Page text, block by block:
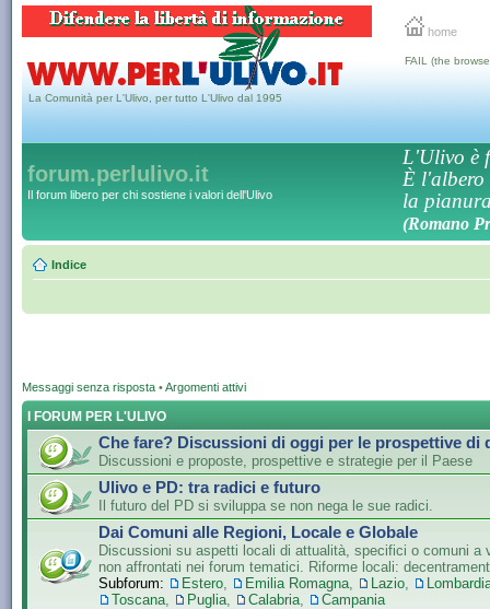
home
La Comunità per L'Ulivo, per tutto L'Ulivo dal 1995
FAIL (the
forum.perlulivo.it
Il forum libero per chi sostiene i valori dell'Ulivo
L'Ulivo è
È l'albero
la
(Romano
Indice
Messaggi senza risposta •Argomenti attivi
I FORUM PER L'ULIVO
Che fare? Discussioni di oggi per le prospettive di
Discussioni e proposte, prospettive e strategie per il Paese
Ulivo e PD: tra radici e futuro
Il futuro del PD si sviluppa se non nega le sue radici.
Dai Comuni alle Regioni, Locale e Globale
Discussioni su aspetti locali di attualità, specifici o comuni a
non affrontati nei forum tematici. Riforme locali:
Subforum:
Estero Emilia Romagna Lazio
Toscana
Puglia Calabria Campania